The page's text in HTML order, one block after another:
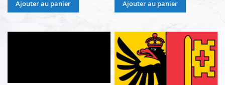
Ajouter au panier Ajouter au panier